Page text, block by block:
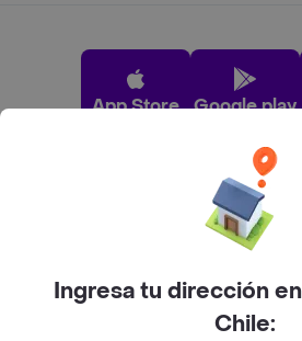
App Store Google play
Pide tu comida favorita cerca de ti
Categorías
Ingresa tu dirección
Chile: